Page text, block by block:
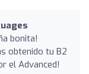
bonita!
obtenido tu B2
el Advanced!